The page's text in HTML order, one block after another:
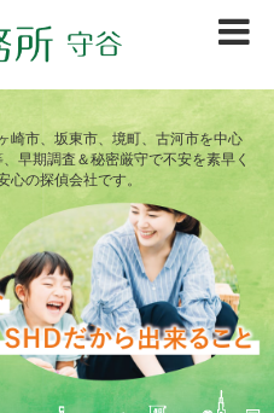
崎市、坂東市、境町、古河市を中心
早期調査＆秘密厳守で不安を素早く
心の探偵会社です。